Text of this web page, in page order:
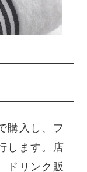
購入し、フ
します。店
ドリンク販